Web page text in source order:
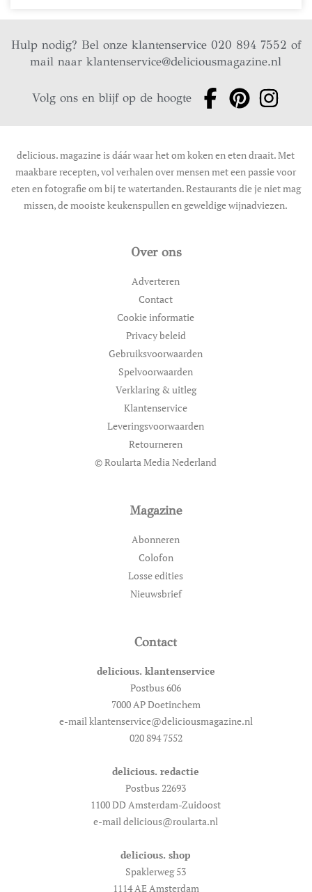
Hulp nodig? Bel onze klantenservice 020 894 7552 of
mail naarklantenservice@deliciousmagazine.nl
Volg ons en blijf op de hoogte
delicious. magazine is dáár waar het om koken en eten draait. Met
maakbare recepten, vol verhalen over mensen met een passie voor
eten en fotografie om bij te watertanden. Restaurants die je niet mag
missen, de mooiste keukenspullen en geweldige wijnadviezen.
Over ons
Adverteren
Contact
Cookie informatie
Privacy beleid
Gebruiksvoorwaarden
Spelvoorwaarden
Verklaring & uitleg
Klantenservice
Leveringsvoorwaarden
Retourneren
© Roularta Media Nederland
Magazine
Abonneren
Colofon
Losse edities
Nieuwsbrief
Contact
delicious. klantenservice
Postbus 606
7000 AP Doetinchem
e-mail klantenservice@deliciousmagazine.nl
020 894 7552
delicious. redactie
Postbus 22693
1100 DD Amsterdam-Zuidoost
e-mail delicious@roularta.nl
delicious. shop
Spaklerweg 53
1114 AE Amsterdam